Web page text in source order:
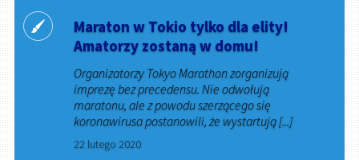
Maraton w Tokio tylko dla elity!
Amatorzy zostaną w domu!
Organizatorzy Tokyo Marathon zorganizują
imprezę bez precedensu. Nie odwołują
maratonu, ale z powodu szerzącego się
koronawirusa postanowili, że wystartują [...]
22 lutego 2020